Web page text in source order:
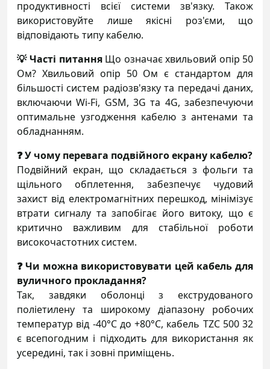
продуктивності всієї системи зв'язку. Також
використовуйте лише якісні роз'єми, що
відповідають типу кабелю.
💡 Часті питанняЩо означає хвильовий опір 50
Ом? Хвильовий опір 50 Ом є стандартом для
більшості систем радіозв'язку та передачі даних,
включаючи Wi-Fi, GSM, 3G та 4G, забезпечуючи
оптимальне узгодження кабелю з антенами та
обладнанням.
❓ У чому перевага подвійного екрану кабелю?
Подвійний екран, що складається з фольги та
щільного обплетення, забезпечує чудовий
захист від електромагнітних перешкод, мінімізує
втрати сигналу та запобігає його витоку, що є
критично важливим для стабільної роботи
високочастотних систем.
❓ Чи можна використовувати цей кабель для
вуличного прокладання?
Так, завдяки оболонці з екструдованого
поліетилену та широкому діапазону робочих
температур від -40°C до +80°C, кабель TZC 500 32
є всепогодним і підходить для використання як
усередині, так і зовні приміщень.